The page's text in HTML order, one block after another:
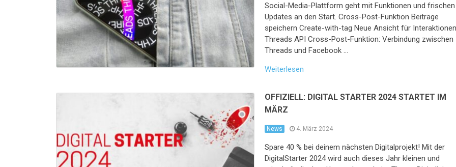
Social-Media-Plattform geht mit Funktionen und frischen
Updates an den Start. Cross-Post-Funktion Beiträge
speichern Create-with-tag Neue Ansicht für Interaktionen
Threads API Cross-Post-Funktion: Verbindung zwischen
Threads und Facebook …
Weiterlesen
OFFIZIELL: DIGITAL STARTER 2024 STARTET IM
MÄRZ
News 4. März 2024
Spare 40 % bei deinem nächsten Digitalprojekt! Mit der
DigitalStarter 2024 wird auch dieses Jahr kleinen und